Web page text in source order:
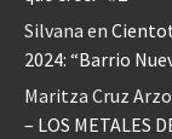
Silvana en
2024: “Barrio
Maritza Cruz
– LOS METALES